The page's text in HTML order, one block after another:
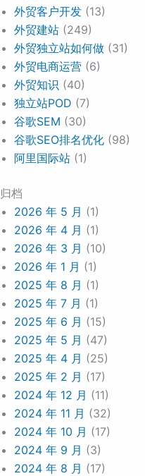
外贸客户开发 (13)
外贸建站 (249)
外贸独立站如何做 (31)
外贸电商运营 (6)
外贸知识 (40)
独立站POD (7)
谷歌SEM (30)
谷歌SEO排名优化 (98)
阿里国际站 (1)
归档
2026 年 5 月 (1)
2026 年 4 月 (1)
2026 年 3 月 (10)
2026 年 1 月 (1)
2025 年 8 月 (1)
2025 年 7 月 (1)
2025 年 6 月 (15)
2025 年 5 月 (47)
2025 年 4 月 (25)
2025 年 2 月 (17)
2024 年 12 月 (11)
2024 年 11 月 (32)
2024 年 10 月 (17)
2024 年 9 月 (3)
2024 年 8 月 (17)